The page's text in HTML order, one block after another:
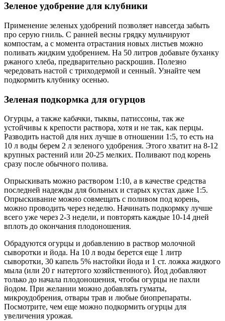
Зеленое удобрение для клубники
Применение зеленых удобрений позволяет навсегда забыть
про серую гниль. С ранней весны грядку мульчируют
компостам, а с момента отрастания новых листьев можно
поливать жидким удобрением. На 50 литров добавьте буханку
ржаного хлеба, предварительно раскрошив. Полезно
чередовать настой с триходермой и сенный. Узнайте чем
подкормить клубнику осенью.
Зеленая подкормка для огурцов
Огурцы, а также кабачки, тыквы, патиссоны, так же
устойчивы к крепости раствора, хотя и не так, как перцы.
Разводить настой для них лучше в отношении 1:5, то есть на
10 л воды берем 2 л зеленого удобрения. Этого хватит на 8-12
крупных растений или 20-25 мелких. Поливают под корень
сразу после обычного полива.
Опрыскивать можно раствором 1:10, а в качестве средства
последней надежды для больных и старых кустах даже 1:5.
Опрыскивание можно совмещать с поливом под корень,
можно проводить через неделю. Начинать подкормку лучше
всего уже через 2-3 недели, и повторять каждые 10-14 дней
вплоть до окончания плодоношения.
Обрадуются огурцы и добавлению в раствор молочной
сыворотки и йода. На 10 л воды берется еще 1 литр
сыворотки, 30 капель 5% настойки йода и 1 ст. ложка жидкого
мыла (или 20 г натертого хозяйственного). Йод добавляют
только до начала плодоношения, чтобы огурцы не пахли
йодом. При желании можно добавлять гуматы,
микроудобрения, отвары трав и любые биопрепараты.
Посмотрите, чем еще можно подкормить огурцы для
увеличения урожая.